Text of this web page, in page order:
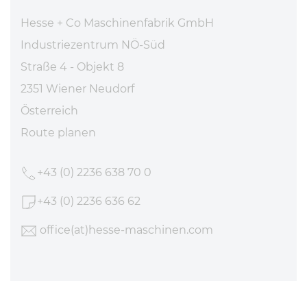
Hesse + Co Maschinenfabrik GmbH
Industriezentrum NÖ-Süd
Straße 4 - Objekt 8
2351 Wiener Neudorf
Österreich
Route planen
+43 (0) 2236 638 70 0
+43 (0) 2236 636 62
office(at)hesse-maschinen.com